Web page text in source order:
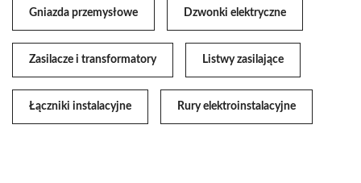
Gniazda przemysłowe Dzwonki elektryczne
Zasilacze i transformatory Listwy zasilające
Łączniki instalacyjne Rury elektroinstalacyjne